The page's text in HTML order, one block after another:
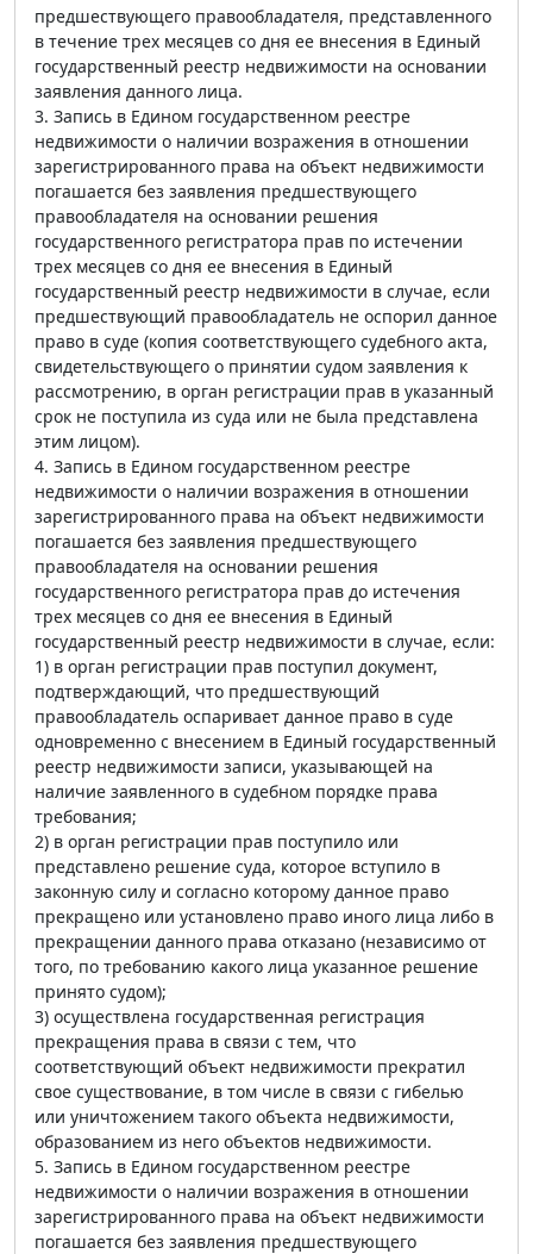
предшествующего правообладателя, представленного
в течение трех месяцев со дня ее внесения в Единый
государственный реестр недвижимости на основании
заявления данного лица.
3. Запись в Едином государственном реестре
недвижимости о наличии возражения в отношении
зарегистрированного права на объект недвижимости
погашается без заявления предшествующего
правообладателя на основании решения
государственного регистратора прав по истечении
трех месяцев со дня ее внесения в Единый
государственный реестр недвижимости в случае, если
предшествующий правообладатель не оспорил данное
право в суде (копия соответствующего судебного акта,
свидетельствующего о принятии судом заявления к
рассмотрению, в орган регистрации прав в указанный
срок не поступила из суда или не была представлена
этим лицом).
4. Запись в Едином государственном реестре
недвижимости о наличии возражения в отношении
зарегистрированного права на объект недвижимости
погашается без заявления предшествующего
правообладателя на основании решения
государственного регистратора прав до истечения
трех месяцев со дня ее внесения в Единый
государственный реестр недвижимости в случае, если:
1) в орган регистрации прав поступил документ,
подтверждающий, что предшествующий
правообладатель оспаривает данное право в суде
одновременно с внесением в Единый государственный
реестр недвижимости записи, указывающей на
наличие заявленного в судебном порядке права
требования;
2) в орган регистрации прав поступило или
представлено решение суда, которое вступило в
законную силу и согласно которому данное право
прекращено или установлено право иного лица либо в
прекращении данного права отказано (независимо от
того, по требованию какого лица указанное решение
принято судом);
3) осуществлена государственная регистрация
прекращения права в связи с тем, что
соответствующий объект недвижимости прекратил
свое существование, в том числе в связи с гибелью
или уничтожением такого объекта недвижимости,
образованием из него объектов недвижимости.
5. Запись в Едином государственном реестре
недвижимости о наличии возражения в отношении
зарегистрированного права на объект недвижимости
погашается без заявления предшествующего